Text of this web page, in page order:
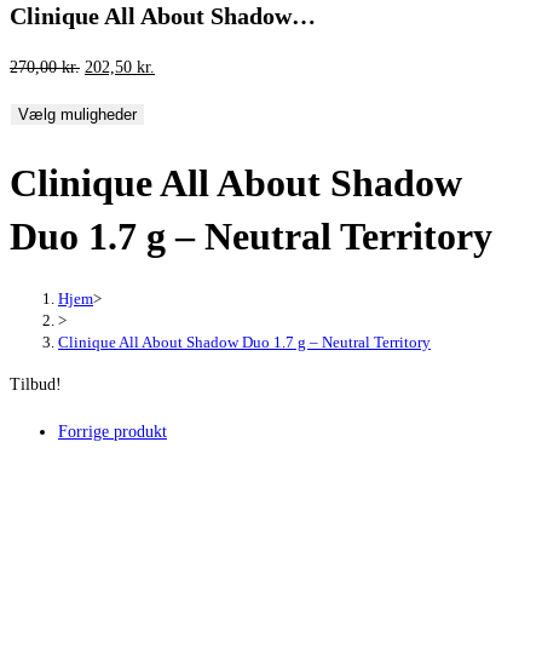
Clinique All About Shadow…
270,00kr. Den
pris
270,00 kr..
202,50 kr.
202,50 kr..
Vælg muligheder
Clinique All About Shadow
Duo 1.7 g – Neutral Territory
Hjem>
>
Clinique All About Shadow Duo 1.7 g – Neutral Territory
Tilbud!
Forrige produkt